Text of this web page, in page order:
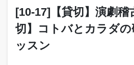
[10-17]【貸切】演劇稽
切】コトバとカラダの
ッスン